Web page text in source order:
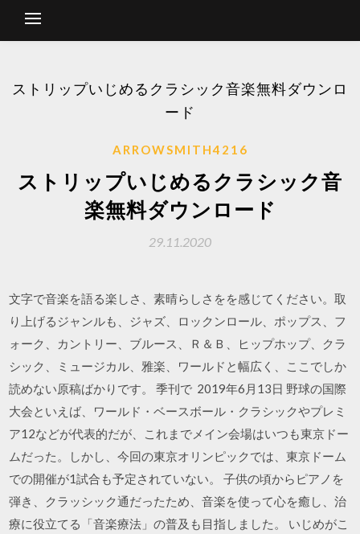
ストリップいじめるクラシック音楽無料ダウンロ
ード
ARROWSMITH4216
ストリップいじめるクラシック音
楽無料ダウンロード
29.11.2020
文字で音楽を語る楽しさ、素晴らしさをを感じてください。取
り上げるジャンルも、ジャズ、ロックンロール、ポップス、フ
ォーク、カントリー、ブルース、Ｒ＆Ｂ、ヒップホップ、クラ
シック、ミュージカル、雅楽、ワールドと幅広く、ここでしか
読めない原稿ばかりです。 季刊で 2019年6月13日 野球の国際
大会といえば、ワールド・ベースボール・クラシックやプレミ
ア12などが代表的だが、これまでメイン会場はいつも東京ドー
ムだった。しかし、今回の東京オリンピックでは、東京ドーム
での開催が1試合も予定されていない。 子供の頃からピアノを
弾き、クラッシック通だったため、音楽を使って心を癒し、治
療に役立てる「音楽療法」の普及も目指しました。 いじめがこ